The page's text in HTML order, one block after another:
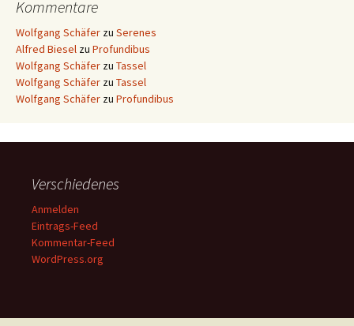
Kommentare
Wolfgang Schäfer zu Serenes
Alfred Biesel zu Profundibus
Wolfgang Schäfer zu Tassel
Wolfgang Schäfer zu Tassel
Wolfgang Schäfer zu Profundibus
Verschiedenes
Anmelden
Eintrags-Feed
Kommentar-Feed
WordPress.org